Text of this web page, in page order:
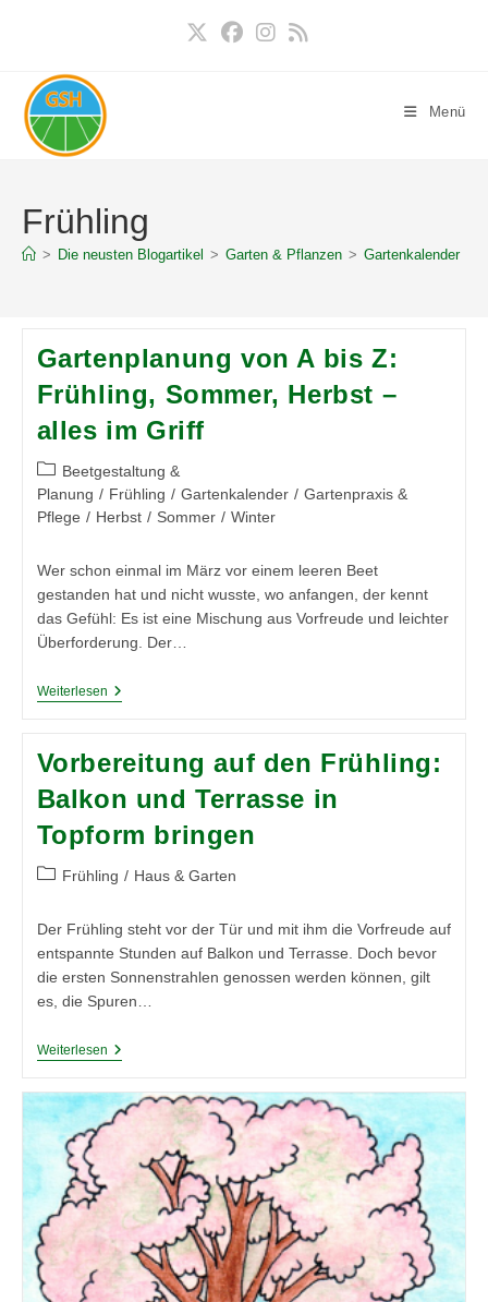
Menü
Frühling
> Die neusten Blogartikel > Garten & Pflanzen > Gartenkalender
Gartenplanung von A bis Z:
Frühling, Sommer, Herbst –
alles im Griff
Beitrags-
Kategorie:
Beetgestaltung &
Planung / Frühling / Gartenkalender / Gartenpraxis &
Pflege / Herbst / Sommer / Winter
Wer schon einmal im März vor einem leeren Beet
gestanden hat und nicht wusste, wo anfangen, der kennt
das Gefühl: Es ist eine Mischung aus Vorfreude und leichter
Überforderung. Der…
WeiterlesenGartenplanung
Z:
Sommer,
Herbst
–
Alles
Griff
Vorbereitung auf den Frühling:
Balkon und Terrasse in
Topform bringen
Beitrags-
Frühling / Haus & Garten
Der Frühling steht vor der Tür und mit ihm die Vorfreude auf
entspannte Stunden auf Balkon und Terrasse. Doch bevor
die ersten Sonnenstrahlen genossen werden können, gilt
es, die Spuren…
WeiterlesenVorbereitung
Frühling:
Balkon
Terrasse
Topform
Bringen